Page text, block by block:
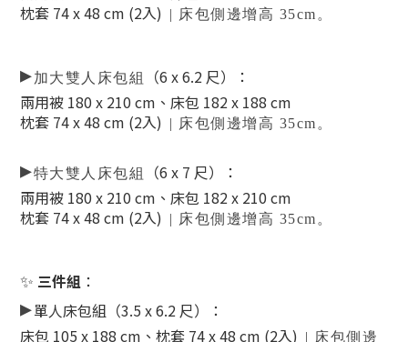
枕套 74 x 48 cm (2入) | 床包側邊增高 35cm。
▸加大雙人床包組 （6 x 6.2 尺）
：
兩用被 180 x 210 cm、床包 182 x 188 cm
枕套 74 x 48 cm (2入) | 床包側邊增高 35cm。
▸特大雙人床包組 （6 x 7 尺）
：
兩用被 180 x 210 cm、床包 182 x 210 cm
枕套 74 x 48 cm (2入) | 床包側邊增高 35cm。
✨ 三件組 ：
▸單人床包組（3.5 x 6.2 尺）：
床包 105 x 188 cm、枕套 74 x 48 cm (2入) | 床包側邊